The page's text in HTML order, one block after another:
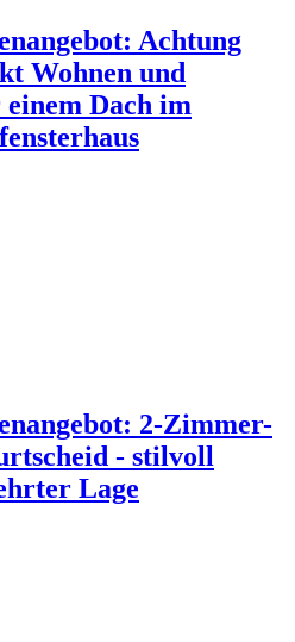
Achtung
Wohnen und
Dach im
2-Zimmer-
- stilvoll
Lage